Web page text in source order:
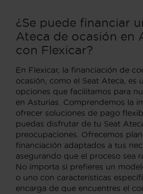
¿Se puede financiar
Ateca de ocasión en
con Flexicar?
En Flexicar, la financiación de
ocasión, como el Seat Ateca, es
opciones que facilitamos para
en Asturias. Comprendemos la
ofrecer soluciones de pago
puedas disfrutar de tu Seat
preocupaciones. Ofrecemos
financiación adaptados a tus
asegurando que el proceso sea
No importa si prefieres un
o uno con características
encarga de que encuentres el